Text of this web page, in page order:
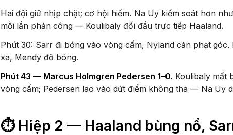
Hai đội giữ nhịp chặt; cơ hội hiếm. Na Uy kiểm soát hơn
mỗi lần phản công — Koulibaly đối đầu trực tiếp Haaland.
Phút 30: Sarr đi bóng vào vòng cấm, Nyland cản phạt góc.
xa, Mendy đỡ bóng.
Phút 43 — Marcus Holmgren Pedersen 1–0. Koulibaly mất
vòng cấm; Pedersen lao vào dứt điểm không tha — Na Uy
⏱️ Hiệp 2 — Haaland bùng nổ,